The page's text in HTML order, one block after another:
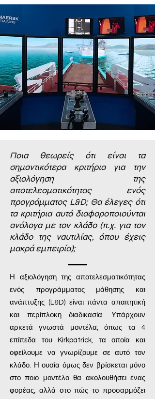
Ποια θεωρείς ότι είναι τα
σημαντικότερα κριτήρια για την
αξιολόγηση της
αποτελεσματικότητας ενός
προγράμματος L&D; Θα έλεγες ότι
τα κριτήρια αυτά διαφοροποιούνται
ανάλογα με τον κλάδο (π.χ. για τον
κλάδο της ναυτιλίας, όπου έχεις
μακρά εμπειρία);
Η αξιολόγηση της αποτελεσματικότητας
ενός προγράμματος μάθησης και
ανάπτυξης (L&D) είναι πάντα απαιτητική
και περίπλοκη διαδικασία. Υπάρχουν
αρκετά γνωστά μοντέλα, όπως τα 4
επίπεδα του Kirkpatrick, τα οποία και
οφείλουμε να γνωρίζουμε σε αυτό τον
κλάδο. Η ουσία όμως δεν βρίσκεται μόνο
στο ποιο μοντέλο θα ακολουθήσει ένας
φορέας, αλλά στο πώς το προσαρμόζει